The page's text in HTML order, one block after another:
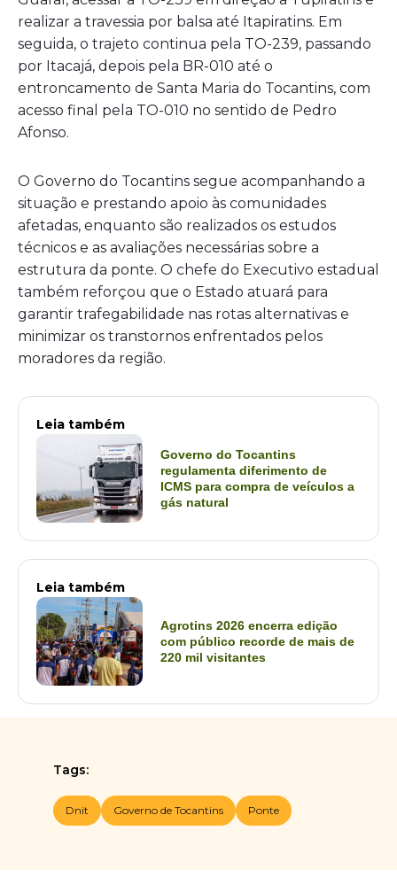
realizar a travessia por balsa até Itapiratins. Em
seguida, o trajeto continua pela TO-239, passando
por Itacajá, depois pela BR-010 até o
entroncamento de Santa Maria do Tocantins, com
acesso final pela TO-010 no sentido de Pedro
Afonso.
O Governo do Tocantins segue acompanhando a
situação e prestando apoio às comunidades
afetadas, enquanto são realizados os estudos
técnicos e as avaliações necessárias sobre a
estrutura da ponte. O chefe do Executivo estadual
também reforçou que o Estado atuará para
garantir trafegabilidade nas rotas alternativas e
minimizar os transtornos enfrentados pelos
moradores da região.
Leia também
Governo do Tocantins
regulamenta diferimento de
ICMS para compra de veículos a
gás natural
Leia também
Agrotins 2026 encerra edição
com público recorde de mais de
220 mil visitantes
Tags:
Dnit Governo de Tocantins Ponte